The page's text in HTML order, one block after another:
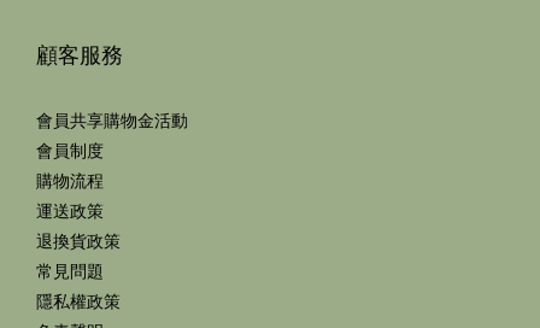
顧客服務
會員共享購物金活動
會員制度
購物流程
運送政策
退換貨政策
常見問題
隱私權政策